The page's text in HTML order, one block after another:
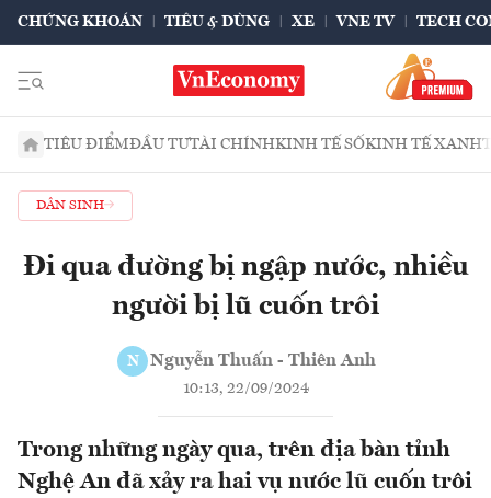
CHỨNG KHOÁN TIÊU & DÙNG XE VNE TV TECH
TIÊU ĐIỂMĐẦU TƯTÀI CHÍNHKINH TẾ SỐKINH TẾ XANH
DÂN SINH
Đi qua đường bị ngập nước, nhiều
người bị lũ cuốn trôi
N Nguyễn Thuấn - Thiên Anh
10:13, 22/09/2024
Trong những ngày qua, trên địa bàn tỉnh
Nghệ An đã xảy ra hai vụ nước lũ cuốn trôi